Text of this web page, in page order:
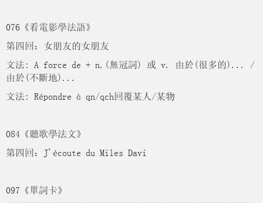
076《看電影學法語》
第四回：女朋友的女朋友
文法: A force de + n.(無冠詞) 或 v. 由於(很多的)... /
由於(不斷地)...
文法: Répondre à qn/qch回覆某人/某物
084《聽歌學法文》
第四回：J'écoute du Miles Davi
097《單詞卡》